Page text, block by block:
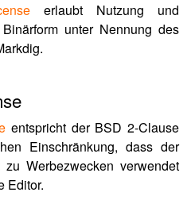
erlaubt Nutzung und
unter Nennung des
entspricht der BSD 2-Clause
Einschränkung, dass der
Werbezwecken verwendet
Editor.